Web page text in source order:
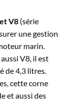
V8 (série
une gestion
marin.
V8, il est
de 4,3 litres.
cette corne
et aussi des